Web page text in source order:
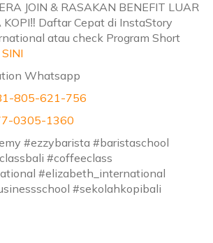
JOIN & RASAKAN BENEFIT LUAR
KOPI‼️ Daftar Cepat di InstaStory
atau check Program Short
SINI
Whatsapp
805-621-756
0305-1360
#ezzybarista #baristaschool
#coffeeclass
#elizabeth_international
#sekolahkopibali